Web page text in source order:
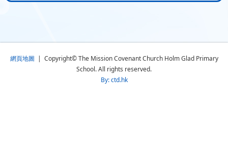
網頁地圖 | Copyright© The Mission Covenant Church Holm Glad Primary
School. All rights reserved.
By: ctd.hk